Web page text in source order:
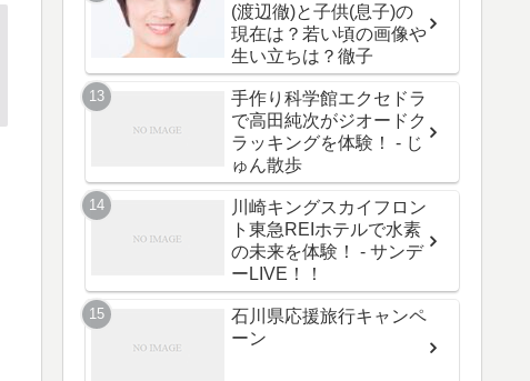
(渡辺徹)と子供(息子)の
現在は？若い頃の画像や
生い立ちは？徹子
手作り科学館エクセドラ
で高田純次がジオードク
ラッキングを体験！ - じ
ゅん散歩
川崎キングスカイフロン
ト東急REIホテルで水素
の未来を体験！ - サンデ
ーLIVE！！
石川県応援旅行キャンペ
ーン